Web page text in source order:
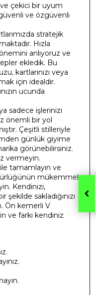
ve çekici bir uyum
ve özgüvenli
stratejik
Hızla
anlıyoruz ve
ekledik. Bu
kartlarınızı veya
için idealdir.
ucunda
sadece işlerinizi
önemli bir yol
Çeşitli stilleriyle
günlük giyime
görünebilirsiniz.
vermeyin.
tamamlayın ve
mükemmel
Kendinizi,
şekilde sakladığınızı
Ön kemerli V
ve farkı kendiniz